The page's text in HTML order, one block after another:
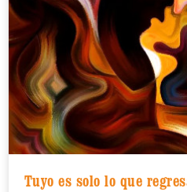
Tuyo es solo lo que